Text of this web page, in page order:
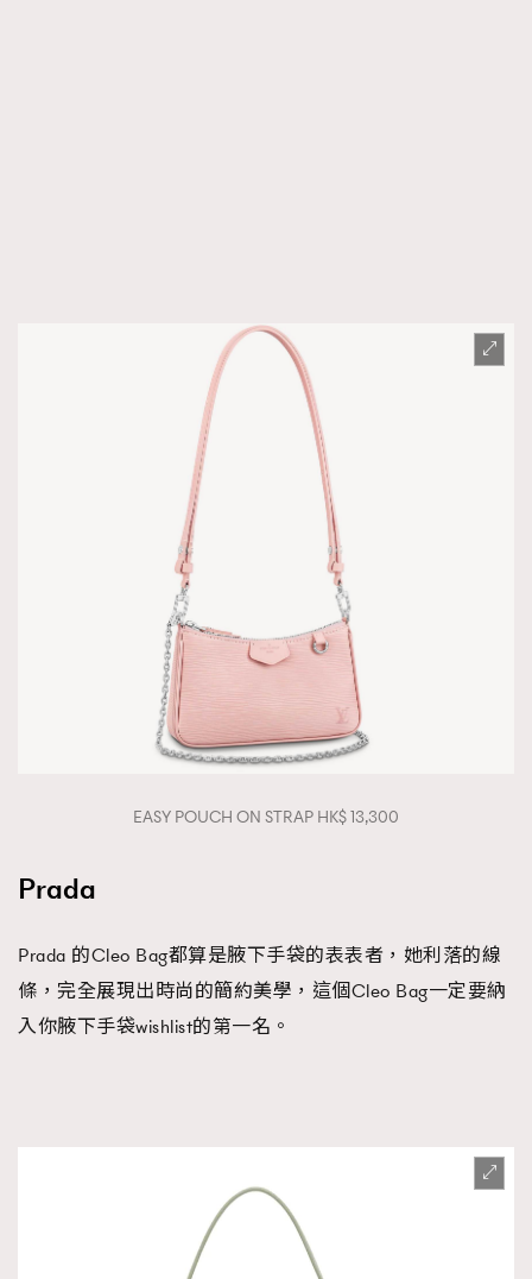
EASY POUCH ON STRAP HK$ 13,300
Prada
Prada 的Cleo Bag都算是腋下手袋的表表者，她利落的線
條，完全展現出時尚的簡約美學，這個Cleo Bag一定要納
入你腋下手袋wishlist的第一名。